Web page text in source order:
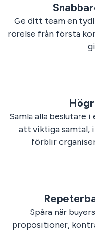
Ge ditt team en
rörelse från första
Samla alla beslutare
att viktiga samtal,
förblir
Spåra när
propositioner,